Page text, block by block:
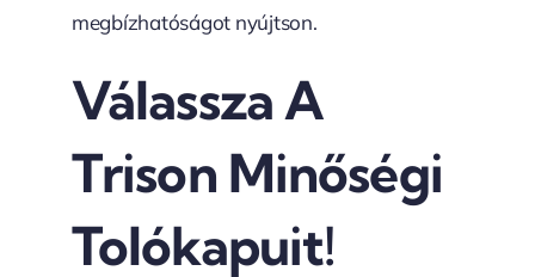
megbízhatóságot nyújtson.
Válassza A
Trison Minőségi
Tolókapuit!